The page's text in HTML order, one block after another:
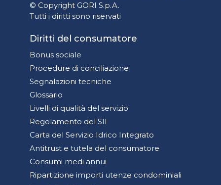
© Copyright GORI S.p.A.
Tutti i diritti sono riservati
Diritti del consumatore
Bonus sociale
Procedure di conciliazione
Segnalazioni tecniche
Glossario
Livelli di qualità del servizio
Regolamento del SII
Carta del Servizio Idrico Integrato
Antitrust e tutela del consumatore
Consumi medi annui
Ripartizione importi utenze condominiali